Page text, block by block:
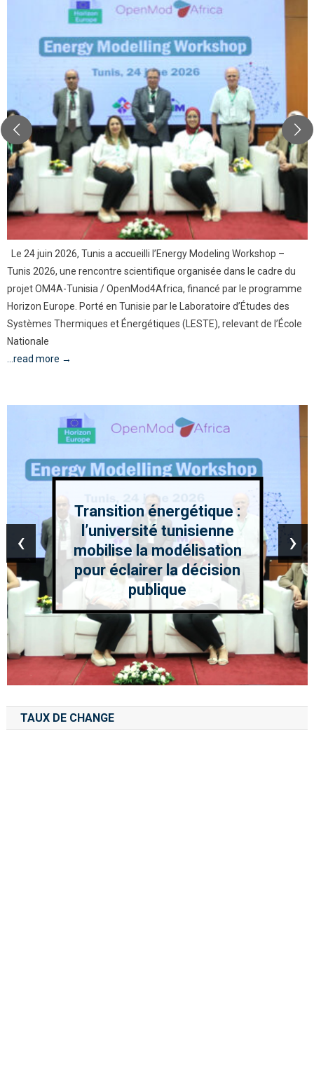
Le 24 juin 2026, Tunis a accueilli l’Energy Modeling Workshop –
Tunis 2026, une rencontre scientifique organisée dans le cadre du
projet OM4A-Tunisia / OpenMod4Africa, financé par le programme
Horizon Europe. Porté en Tunisie par le Laboratoire d’Études des
Systèmes Thermiques et Énergétiques (LESTE), relevant de l’École
Nationale
...read more →
Transition énergétique :
l’université tunisienne
mobilise la modélisation
pour éclairer la décision
publique
‹ ›
TAUX DE CHANGE